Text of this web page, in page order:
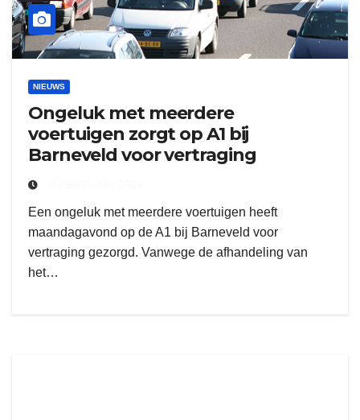
gijs zwart interieurbouw
NIEUWS
Ongeluk met meerdere
voertuigen zorgt op A1 bij
Barneveld voor vertraging
Een ongeluk met meerdere voertuigen heeft
maandagavond op de A1 bij Barneveld voor
vertraging gezorgd. Vanwege de afhandeling van
het…